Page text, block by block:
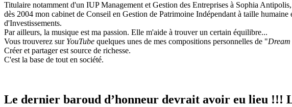
Titulaire notamment d'un IUP Management et Gestion des Entreprises à Sophia
dès 2004 mon cabinet de Conseil en Gestion de Patrimoine Indépendant à taille
d'Investissements.
Par ailleurs, la musique est ma passion. Elle m'aide à trouver un certain équilibre...
Vous trouverez sur YouTube quelques unes de mes compositions personnelles de "Dream
Créer et partager est source de richesse.
C'est la base de tout en société.
Le dernier baroud d’honneur devrait avoir eu lieu !!!